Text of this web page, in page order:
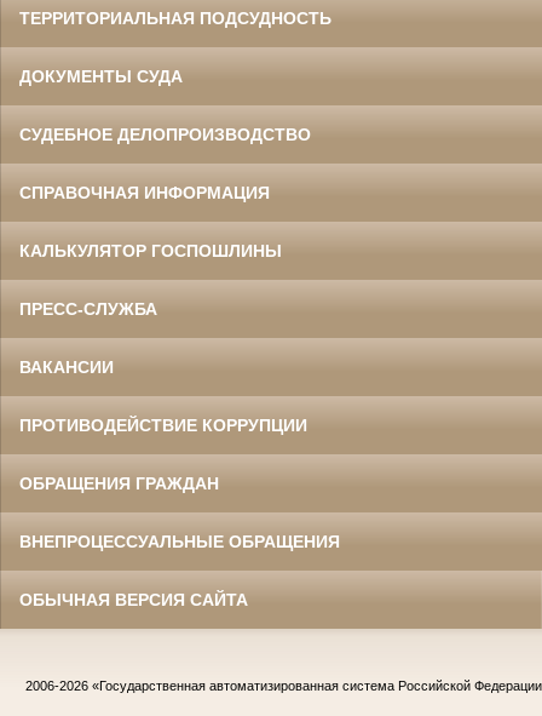
ТЕРРИТОРИАЛЬНАЯ ПОДСУДНОСТЬ
ДОКУМЕНТЫ СУДА
СУДЕБНОЕ ДЕЛОПРОИЗВОДСТВО
СПРАВОЧНАЯ ИНФОРМАЦИЯ
КАЛЬКУЛЯТОР ГОСПОШЛИНЫ
ПРЕСС-СЛУЖБА
ВАКАНСИИ
ПРОТИВОДЕЙСТВИЕ КОРРУПЦИИ
ОБРАЩЕНИЯ ГРАЖДАН
ВНЕПРОЦЕССУАЛЬНЫЕ ОБРАЩЕНИЯ
ОБЫЧНАЯ ВЕРСИЯ САЙТА
2006-2026 «Государственная автоматизированная система Российской